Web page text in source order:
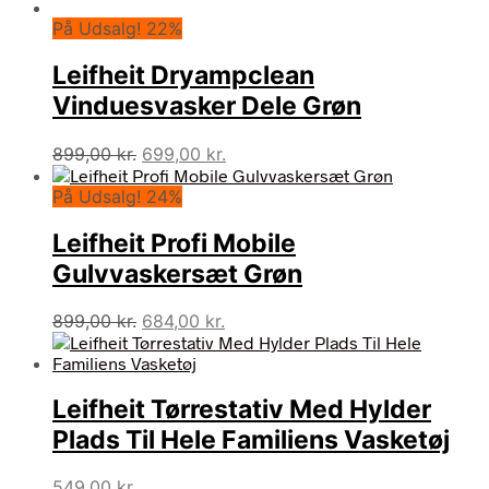
På Udsalg! 22%
Leifheit Dryampclean
Vinduesvasker Dele Grøn
899,00kr. Den
oprindelige
pris
899,00 kr..
699,00 kr.
aktuelle
699,00 kr..
På Udsalg! 24%
Leifheit Profi Mobile
Gulvvaskersæt Grøn
899,00kr. Den
oprindelige
pris
899,00 kr..
684,00 kr.
aktuelle
684,00 kr..
Leifheit Tørrestativ Med Hylder
Plads Til Hele Familiens Vasketøj